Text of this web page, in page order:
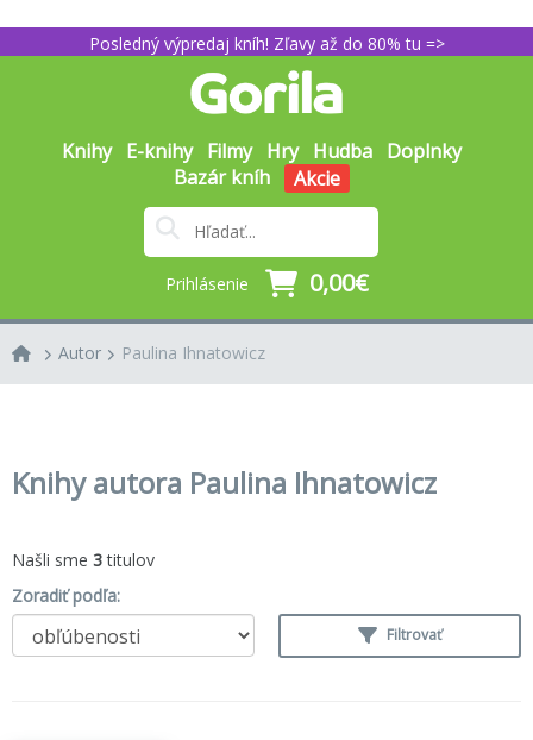
Posledný výpredaj kníh! Zľavy až do 80% tu =>
Knihy E-knihy Filmy Hry Hudba Doplnky
Bazár kníh
Akcie
Prihlásenie 0,00€
Autor Paulina Ihnatowicz
Knihy autora Paulina Ihnatowicz
Našli sme 3titulov
Zoradiť podľa:
Filtrovať